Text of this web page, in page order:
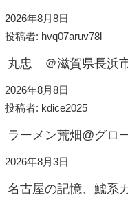
2026年8月8日
投稿者: hvq07aruv78l
丸忠 ＠滋賀県長浜
2026年8月8日
投稿者: kdice2025
ラーメン荒畑@グロ
2026年8月3日
名古屋の記憶、鯱系